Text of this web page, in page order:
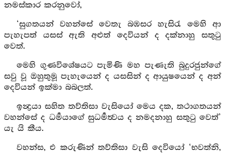
නමස්කාර කරනුවෝ,
‘සුගතයන් වහන්සේ වෙතැ බඹසර හැසිරැ මෙහි ආ
පැහැපත් යසස් ඇති අළුත් දෙවියන් ද දක්නාහු සතුටු
වෙත්.
මෙහි ගුණවිශේෂයට පැමිණි මහ පැණැති බුදුරජුන්ගේ
සවු වූ ඔහුතුමූ පැහැයෙන් ද යසසින් ද ආයුෂයෙන් ද අන්
දෙවියන් ඉක්මා බබලත්.
ඉන්‍ද්‍රයා සහිත තව්තිසා වැසියෝ මෙය දක, තථාගතයන්
වහන්සේ ද ධර්‍මයාගේ සුධර්‍මත්‍වය ද නමදනාහු සතුටු වෙත්’
යැ යි කීය.
වහන්ස, එ කරුණින් තව්තිසා වැසි දෙවියෝ ‘භවත්නි,